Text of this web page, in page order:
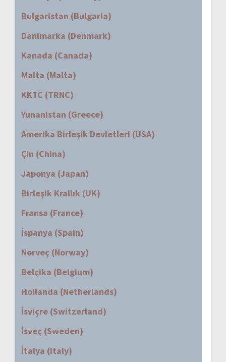
Bulgaristan (Bulgaria)
Danimarka (Denmark)
Kanada (Canada)
Malta (Malta)
KKTC (TRNC)
Yunanistan (Greece)
Amerika Birleşik Devletleri (USA)
Çin (China)
Japonya (Japan)
Birleşik Krallık (UK)
Fransa (France)
İspanya (Spain)
Norveç (Norway)
Belçika (Belgium)
Hollanda (Netherlands)
İsviçre (Switzerland)
İsveç (Sweden)
İtalya (Italy)